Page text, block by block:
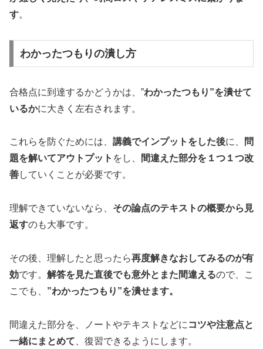
す。
わかったつもりの潰し方
合格点に到達するかどうかは、”わかったつもり”を潰せて
いるかに大きく左右されます。
これらを防ぐためには、 講義でインプットをした後に、
問
題を解いてアウトプット をし、
間違えた部分を１つ１つ改
善していくことが必要です。
理解できていないなら、 その論点のテキストの概要から見
返すのも大事です。
その後、理解したと思ったら再度解きなおしてみるのが有
効です。 解答を見た直後でも意外とまた間違えるので、こ
こでも、 ”わかったつもり”を潰せます。
間違えた部分を、ノートやテキストなどに コツや注意点と
一緒にまとめて 、復習できるようにします。